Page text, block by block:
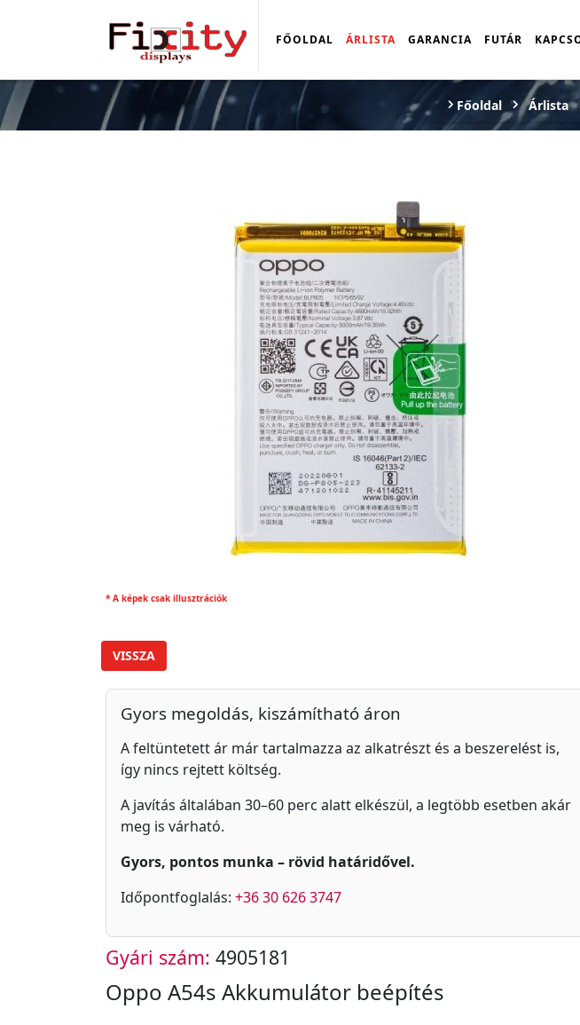
FŐOLDAL ÁRLISTA GARANCIA FUTÁR
Főoldal Árlista
* A képek csak illusztrációk
VISSZA
Gyors megoldás, kiszámítható áron
A feltüntetett ár már tartalmazza az alkatrészt és a beszerelést is,
így nincs rejtett költség.
A javítás általában 30–60 perc alatt elkészül, a legtöbb esetben akár
meg is várható.
Gyors, pontos munka – rövid határidővel.
Időpontfoglalás: +36 30 626 3747
Gyári szám: 4905181
Oppo A54s Akkumulátor beépítés